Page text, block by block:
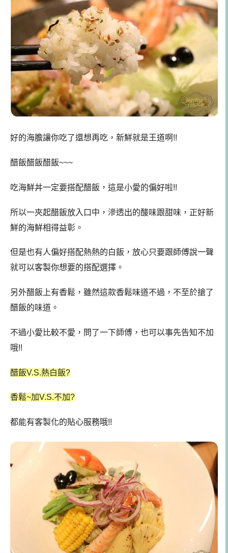
好的海膽讓你吃了還想再吃，新鮮就是王道啊!!
醋飯醋飯醋飯~~~
吃海鮮丼一定要搭配醋飯，這是小愛的偏好啦!!
所以一夾起醋飯放入口中，滲透出的酸味跟甜味，正好新
鮮的海鮮相得益彰。
但是也有人偏好搭配熱熱的白飯，放心只要跟師傅說一聲
就可以客製你想要的搭配選擇。
另外醋飯上有香鬆，雖然這款香鬆味道不過，不至於搶了
醋飯的味道。
不過小愛比較不愛，問了一下師傅，也可以事先告知不加
哦!!
醋飯V.S.熱白飯?
香鬆~加V.S.不加?
都能有客製化的貼心服務哦!!